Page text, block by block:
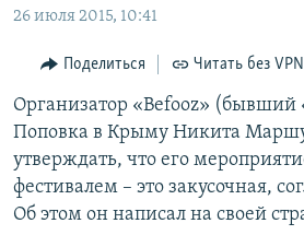
Вернутся
поискуИНФОГРАФИКА
ТЕЛЕПРОЕКТ КРЫМ.РЕАЛИИ
СОВЕТЫ ПРАВОЗАЩИТНИКОВ
ПРОПАВШИЕ БЕЗ ВЕСТИ
РАДІО СВОБОДА
КАК ОБОЙТИ БЛОКИРОВКУ
Українською
Qırımtatar
ПРИСОЕДИНЯЙТЕСЬ!
26 июля 2015, 10:41
Поделиться Читать без VPN
Организатор «Befooz» (бывший
Поповка в Крыму Никита
утверждать, что его
фестивалем – это закусочная,
Об этом он написал на своей